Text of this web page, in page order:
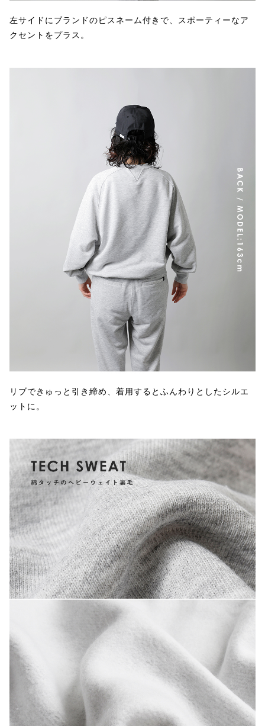
左サイドにブランドのピスネーム付きで、スポーティーなア
クセントをプラス。
リブできゅっと引き締め、着用するとふんわりとしたシルエ
ットに。